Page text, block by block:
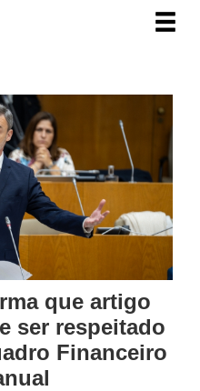
que artigo
ser respeitado
Financeiro